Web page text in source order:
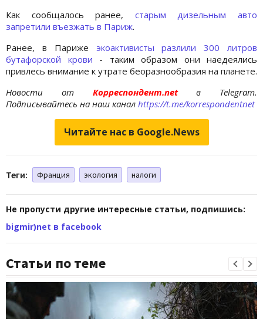
Как сообщалось ранее, старым дизельным авто
запретили въезжать в Париж.
Ранее, в Париже экоактивисты разлили 300 литров
бутафорской крови - таким образом они наедеялись
привлесь внимание к утрате беоразнообразия на планете.
Новости отКорреспондент.netв Telegram.
Подписывайтесь на наш канал https://t.me/korrespondentnet
Читайте нас в Google.News
Теги: Франция экология налоги
Не пропусти другие интересные статьи, подпишись:
bigmir)net в facebook
Статьи по теме